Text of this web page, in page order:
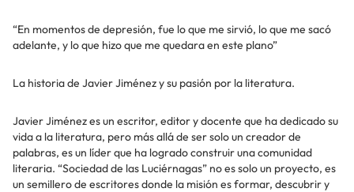
“En momentos de depresión, fue lo que me sirvió, lo que me sacó
adelante, y lo que hizo que me quedara en este plano”
La historia de Javier Jiménez y su pasión por la literatura.
Javier Jiménez es un escritor, editor y docente que ha dedicado su
vida a la literatura, pero más allá de ser solo un creador de
palabras, es un líder que ha logrado construir una comunidad
literaria. “Sociedad de las Luciérnagas” no es solo un proyecto, es
un semillero de escritores donde la misión es formar, descubrir y